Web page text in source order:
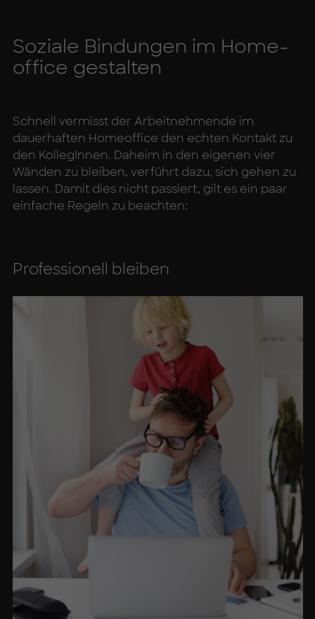
So­zia­le Bin­dun­gen im Ho­me­
of­fice ge­stal­ten
Schnell vermisst der Arbeitnehmende im
dauerhaften Homeoffice den echten Kontakt zu
den KollegInnen. Daheim in den eigenen vier
Wänden zu bleiben, verführt dazu, sich gehen zu
lassen. Damit dies nicht passiert, gilt es ein paar
einfache Regeln zu beachten:
Pro­fes­sio­nell blei­ben